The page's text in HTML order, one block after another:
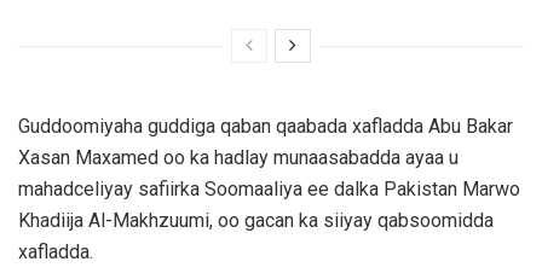
Guddoomiyaha guddiga qaban qaabada xafladda Abu Bakar
Xasan Maxamed oo ka hadlay munaasabadda ayaa u
mahadceliyay safiirka Soomaaliya ee dalka Pakistan Marwo
Khadiija Al-Makhzuumi, oo gacan ka siiyay qabsoomidda
xafladda.